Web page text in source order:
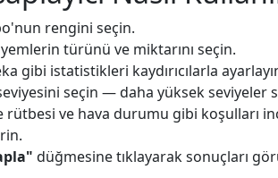
rengini seçin.
türünü ve miktarını seçin.
gibi istatistikleri kaydırıcılarla
seçin — daha yüksek seviyeler
ve hava durumu gibi koşulları
düğmesine tıklayarak sonuçları